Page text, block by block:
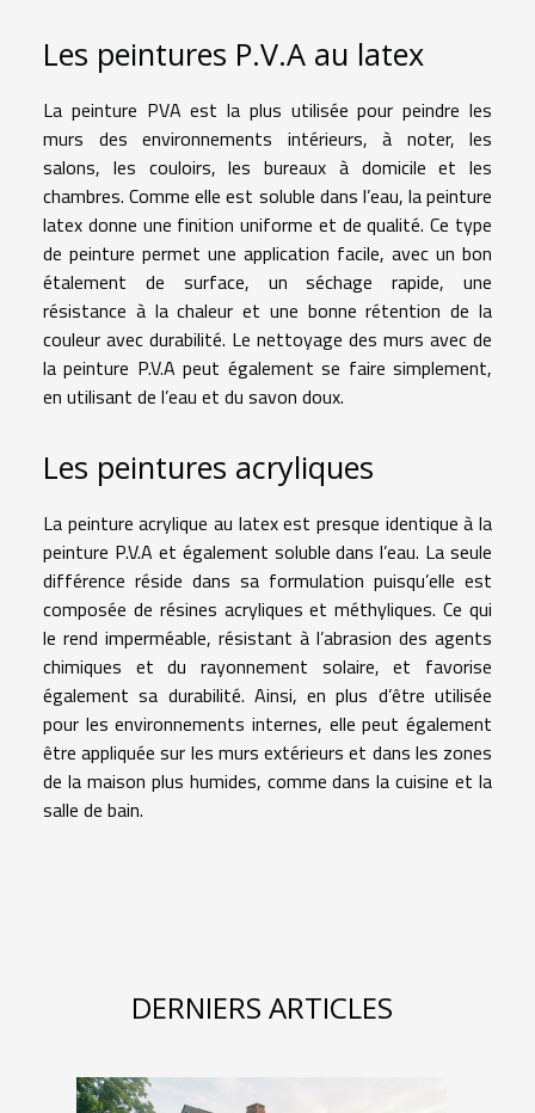
Les peintures P.V.A au latex
La peinture PVA est la plus utilisée pour peindre les
murs des environnements intérieurs, à noter, les
salons, les couloirs, les bureaux à domicile et les
chambres. Comme elle est soluble dans l’eau, la peinture
latex donne une finition uniforme et de qualité. Ce type
de peinture permet une application facile, avec un bon
étalement de surface, un séchage rapide, une
résistance à la chaleur et une bonne rétention de la
couleur avec durabilité. Le nettoyage des murs avec de
la peinture P.V.A peut également se faire simplement,
en utilisant de l’eau et du savon doux.
Les peintures acryliques
La peinture acrylique au latex est presque identique à la
peinture P.V.A et également soluble dans l’eau. La seule
différence réside dans sa formulation puisqu’elle est
composée de résines acryliques et méthyliques. Ce qui
le rend imperméable, résistant à l’abrasion des agents
chimiques et du rayonnement solaire, et favorise
également sa durabilité. Ainsi, en plus d’être utilisée
pour les environnements internes, elle peut également
être appliquée sur les murs extérieurs et dans les zones
de la maison plus humides, comme dans la cuisine et la
salle de bain.
DERNIERS ARTICLES